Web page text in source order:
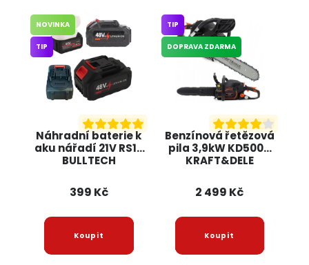
Náhradní baterie k
aku nářadí 21V RS10
BULLTECH
NOVINKA
TIP
399 Kč
Benzínová řetězová
pila 3,9kW KD5000
KRAFT&DELE
TIP
DOPRAVA ZDARMA
2 499 Kč